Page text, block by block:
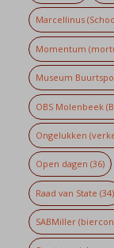
Marcellinus
Momentum
Museum
OBS Molenbeek
Ongelukken
Open dagen (36)
Raad van State (34)
SABMiller